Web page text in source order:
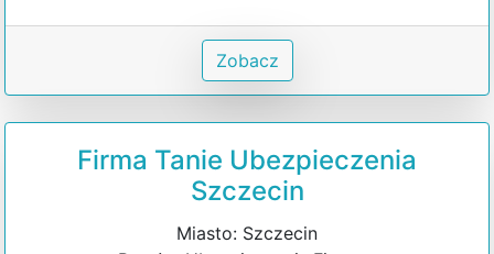
Zobacz
Firma Tanie Ubezpieczenia
Szczecin
Miasto: Szczecin